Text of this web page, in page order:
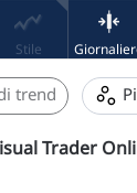
trend
Trader